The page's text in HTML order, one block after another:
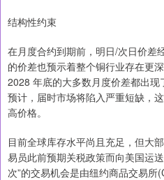
结构性约束
在月度合约到期前，明日/次日价差
的价差也预示着整个铜行业存在
2028 年底的大多数月度价差都出
预计，届时市场将陷入严重短缺，
高价格。
目前全球库存水平尚且充足，但大
易员此前预期关税政策而向美国运
次”的交易机会是由纽约商品交易